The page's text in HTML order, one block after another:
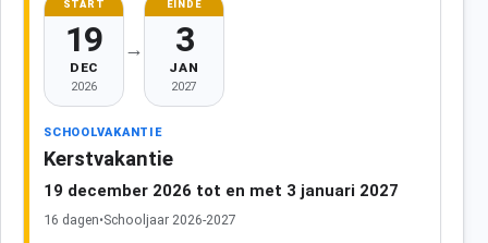
START
19
DEC
2026
→
EINDE
3
JAN
2027
SCHOOLVAKANTIE
Kerstvakantie
19 december 2026 tot en met 3 januari 2027
16 dagen•Schooljaar 2026-2027